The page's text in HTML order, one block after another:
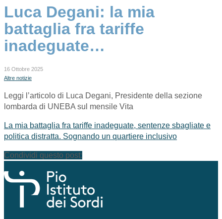
Luca Degani: la mia
battaglia fra tariffe
inadeguate…
16 Ottobre 2025
Altre notizie
Leggi l’articolo di Luca Degani, Presidente della sezione
lombarda di UNEBA sul mensile Vita
La mia battaglia fra tariffe inadeguate, sentenze sbagliate e
politica distratta. Sognando un quartiere inclusivo
Condividi questo post: